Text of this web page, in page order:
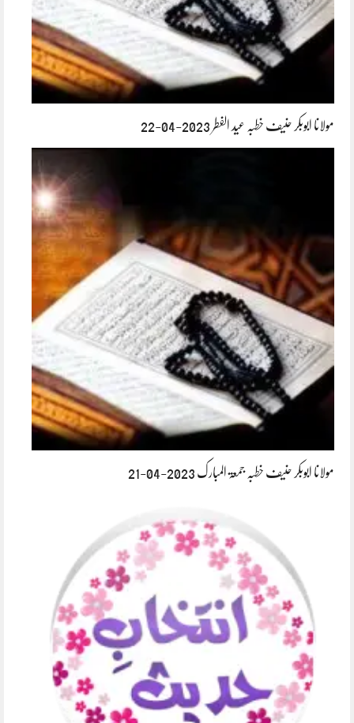
مولانا ابوبکر حنیف خطبہ عید الفطر 2023-04-22
مولانا ابوبکر حنیف خطبہ جمعۃ المبارک 2023-04-21